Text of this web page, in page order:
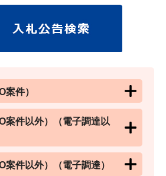
案件）
案件以外）（電子調達以
案件以外）（電子調達）